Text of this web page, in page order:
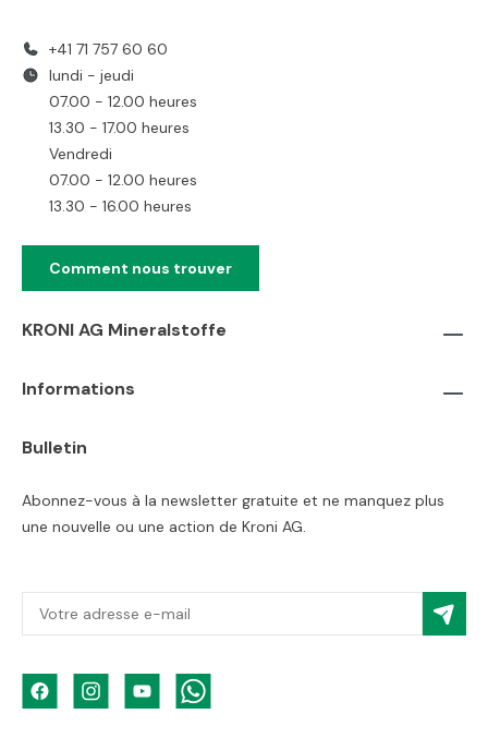
+41 71 757 60 60
lundi - jeudi
07.00 - 12.00 heures
13.30 - 17.00 heures
Vendredi
07.00 - 12.00 heures
13.30 - 16.00 heures
Comment nous trouver
KRONI AG Mineralstoffe
Informations
Bulletin
Abonnez-vous à la newsletter gratuite et ne manquez plus
une nouvelle ou une action de Kroni AG.